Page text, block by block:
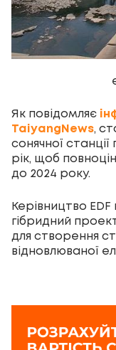
Як повідомляє
TaiyangNews,
сонячної
рік, щоб
до 2024 року.
Керівництво
гібридний
для створення
відновлюваної